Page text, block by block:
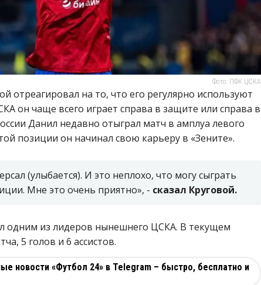
Фото: ПФК ЦСКА
отреагировал на то, что его регулярно используют
он чаще всего играет справа в защите или справа в
Данил недавно отыграл матч в амплуа левого
позиции он начинал свою карьеру в «Зените».
(улыбается). И это неплохо, что могу сыграть
Мне это очень приятно», - сказал Круговой.
одним из лидеров нынешнего ЦСКА. В текущем
5 голов и 6 ассистов.
новости «Футбол 24» в Telegram – быстро, бесплатно и